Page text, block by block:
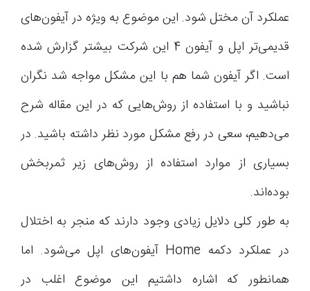
عملکرد آن مختل شود. این موضوع به ویژه در آیفون‌های
قدیمی‌تر اپل و آیفون 4 این شرکت بیشتر گزارش شده
است. اگر آیفون شما هم با این مشکل مواجه شد نگران
نباشید و با استفاده از روش‌هایی که در این مقاله شرح
می‌دهیم، سعی در رفع مشکل مورد نظر داشته باشید. در
بسیاری از موارد استفاده از روش‌های زیر ثمربخش
بوده‌اند.
به طور کلی دلایل زیادی وجود دارند که منجر به اختلال
در عملکرد دکمه Home آیفون‌های اپل می‌شود. اما
همانطور که اشاره داشتیم این موضوع اغلب در